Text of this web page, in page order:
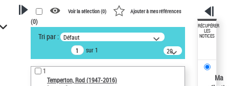
VOTRE RECHERCHE
Recherche avancée dans les
notices d’autorité
Œuvres liées à l'auteur :
Temperton, Rod (1947-2016)
Voir la sélection (0) Ajouter à mes références
(0)
Tri par : Défaut
sur 1
20
résultats/page
1
Temperton, Rod (1947-2016)
RÉCUPÉRER
LES
NOTICES
Ma